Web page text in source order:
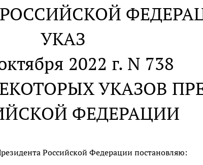
УКАЗ
2022 г. N 738
УКАЗОВ
ФЕДЕРАЦИИ
Российской Федерации постановляю: